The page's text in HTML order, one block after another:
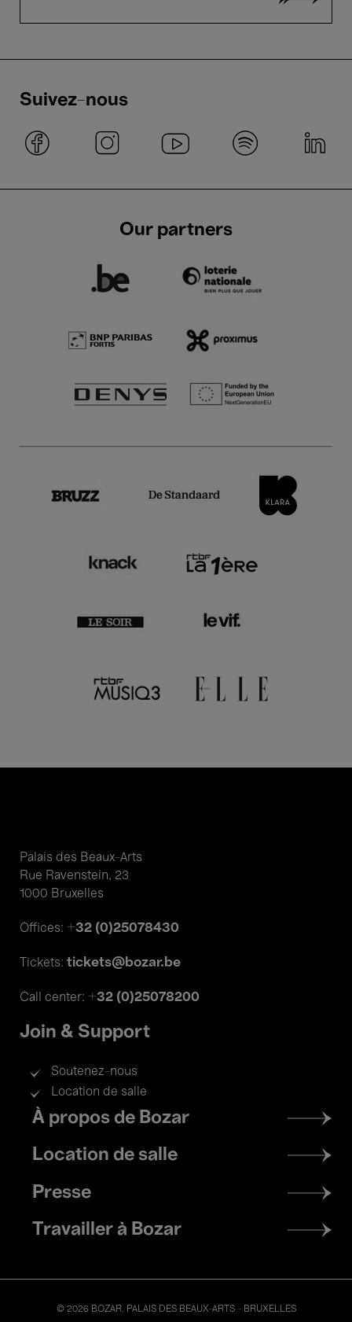
Suivez-nous
Our partners
Palais des Beaux-Arts
Rue Ravenstein, 23
1000 Bruxelles
Offices: +32 (0)25078430
Tickets: tickets@bozar.be
Call center: +32 (0)25078200
Join & Support
Soutenez-nous
Location de salle
Footer
menu
À propos de Bozar
Location de salle
Presse
Travailler à Bozar
© 2026 BOZAR. PALAIS DES BEAUX-ARTS - BRUXELLES